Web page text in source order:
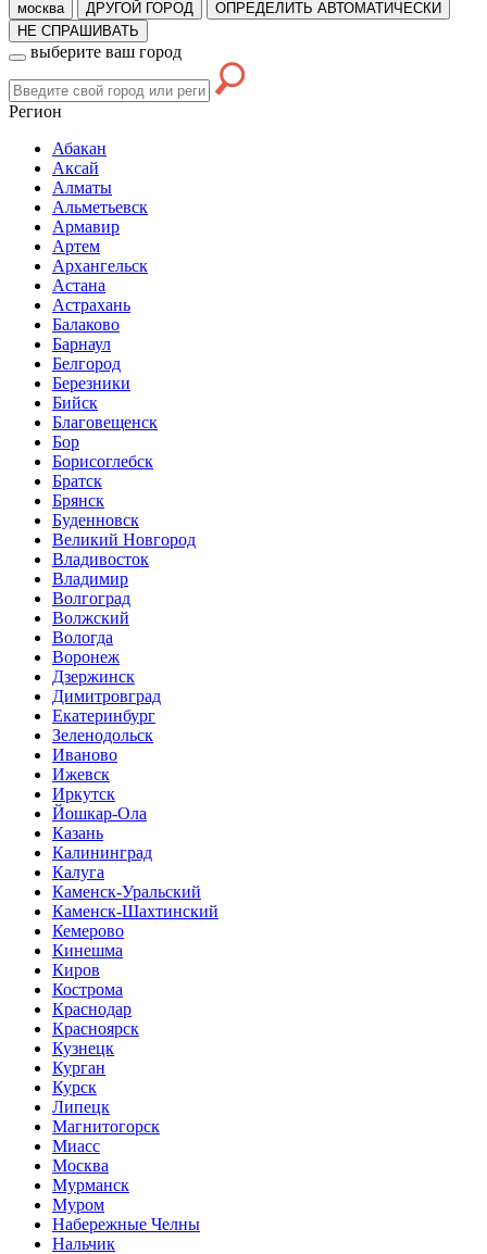
москва ДРУГОЙ ГОРОД
ОПРЕДЕЛИТЬ АВТОМАТИЧЕСКИ
НЕ СПРАШИВАТЬ
выберите ваш город
Регион
Абакан
Аксай
Алматы
Альметьевск
Армавир
Артем
Архангельск
Астана
Астрахань
Балаково
Барнаул
Белгород
Березники
Бийск
Благовещенск
Бор
Борисоглебск
Братск
Брянск
Буденновск
Великий Новгород
Владивосток
Владимир
Волгоград
Волжский
Вологда
Воронеж
Дзержинск
Димитровград
Екатеринбург
Зеленодольск
Иваново
Ижевск
Иркутск
Йошкар-Ола
Казань
Калининград
Калуга
Каменск-Уральский
Каменск-Шахтинский
Кемерово
Кинешма
Киров
Кострома
Краснодар
Красноярск
Кузнецк
Курган
Курск
Липецк
Магнитогорск
Миасс
Москва
Мурманск
Муром
Набережные Челны
Нальчик